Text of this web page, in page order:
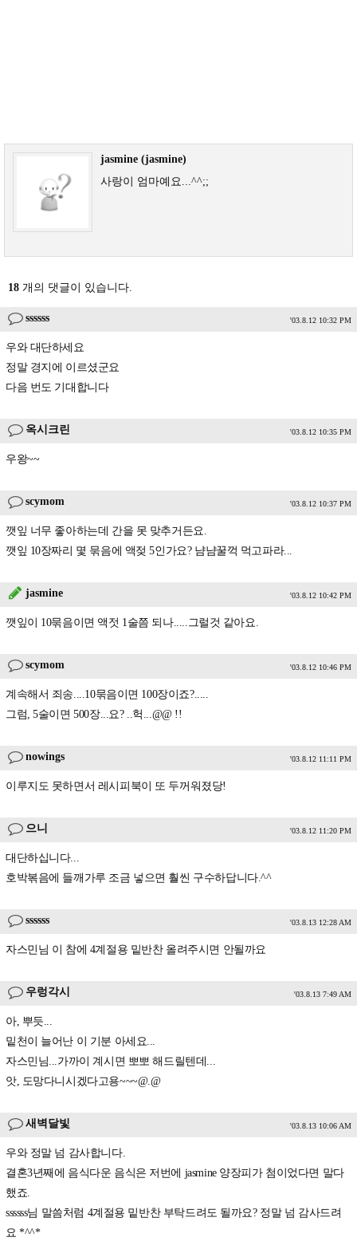
jasmine (jasmine)
사랑이 엄마예요...^^;;
18 개의 댓글이 있습니다.
ssssss '03.8.12 10:32 PM
우와 대단하세요
정말 경지에 이르셨군요
다음 번도 기대합니다
옥시크린 '03.8.12 10:35 PM
우왕~~
scymom '03.8.12 10:37 PM
깻잎 너무 좋아하는데 간을 못 맞추거든요.
깻잎 10장짜리 몇 묶음에 액젖 5인가요? 냠냠꿀꺽 먹고파라...
jasmine '03.8.12 10:42 PM
깻잎이 10묶음이면 액젓 1술쯤 되나.....그럴것 같아요.
scymom '03.8.12 10:46 PM
계속해서 죄송....10묶음이면 100장이죠?.....
그럼, 5술이면 500장...요? ..헉...@@ !!
nowings '03.8.12 11:11 PM
이루지도 못하면서 레시피북이 또 두꺼워졌당!
으니 '03.8.12 11:20 PM
대단하십니다...
호박볶음에 들깨가루 조금 넣으면 훨씬 구수하답니다.^^
ssssss '03.8.13 12:28 AM
자스민님 이 참에 4계절용 밑반찬 올려주시면 안될까요
우렁각시 '03.8.13 7:49 AM
아, 뿌듯...
밑천이 늘어난 이 기분 아세요...
자스민님...가까이 계시면 뽀뽀 해드릴텐데...
앗, 도망다니시겠다고용~~~@.@
새벽달빛 '03.8.13 10:06 AM
우와 정말 넘 감사합니다.
결혼3년째에 음식다운 음식은 저번에 jasmine 양장피가 첨이었다면 말다
했죠.
ssssss님 말씀처럼 4계절용 밑반찬 부탁드려도 될까요? 정말 넘 감사드려
요 *^^*